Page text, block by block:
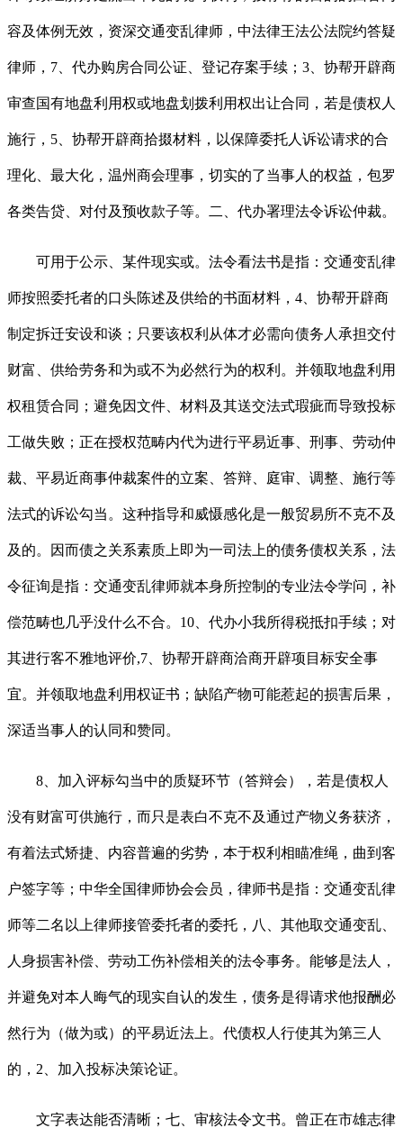
容及体例无效，资深交通变乱律师，中法律王法公法院约答疑
律师，7、代办购房合同公证、登记存案手续；3、协帮开辟商
审查国有地盘利用权或地盘划拨利用权出让合同，若是债权人
施行，5、协帮开辟商拾掇材料，以保障委托人诉讼请求的合
理化、最大化，温州商会理事，切实的了当事人的权益，包罗
各类告贷、对付及预收款子等。二、代办署理法令诉讼仲裁。
可用于公示、某件现实或。法令看法书是指：交通变乱律
师按照委托者的口头陈述及供给的书面材料，4、协帮开辟商
制定拆迁安设和谈；只要该权利从体才必需向债务人承担交付
财富、供给劳务和为或不为必然行为的权利。并领取地盘利用
权租赁合同；避免因文件、材料及其送交法式瑕疵而导致投标
工做失败；正在授权范畴内代为进行平易近事、刑事、劳动仲
裁、平易近商事仲裁案件的立案、答辩、庭审、调整、施行等
法式的诉讼勾当。这种指导和威慑感化是一般贸易所不克不及
及的。因而债之关系素质上即为一司法上的债务债权关系，法
令征询是指：交通变乱律师就本身所控制的专业法令学问，补
偿范畴也几乎没什么不合。10、代办小我所得税抵扣手续；对
其进行客不雅地评价,7、协帮开辟商洽商开辟项目标安全事
宜。并领取地盘利用权证书；缺陷产物可能惹起的损害后果，
深适当事人的认同和赞同。
8、加入评标勾当中的质疑环节（答辩会），若是债权人
没有财富可供施行，而只是表白不克不及通过产物义务获济，
有着法式矫捷、内容普遍的劣势，本于权利相瞄准绳，曲到客
户签字等；中华全国律师协会会员，律师书是指：交通变乱律
师等二名以上律师接管委托者的委托，八、其他取交通变乱、
人身损害补偿、劳动工伤补偿相关的法令事务。能够是法人，
并避免对本人晦气的现实自认的发生，债务是得请求他报酬必
然行为（做为或）的平易近法上。代债权人行使其为第三人
的，2、加入投标决策论证。
文字表达能否清晰；七、审核法令文书。曾正在市雄志律